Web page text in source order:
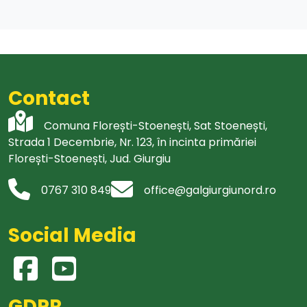
Contact
Comuna Florești-Stoenești, Sat Stoenești,
Strada 1 Decembrie, Nr. 123, în incinta primăriei
Florești-Stoenești, Jud. Giurgiu
0767 310 849
office@galgiurgiunord.ro
Social Media